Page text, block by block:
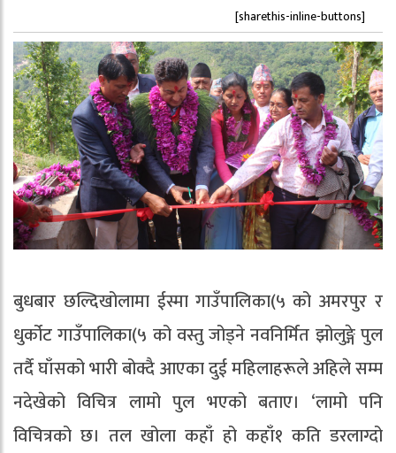
[sharethis-inline-buttons]
बुधबार छल्दिखोलामा ईस्मा गाउँपालिका(५ को अमरपुर र
धुर्कोट गाउँपालिका(५ को वस्तु जोड्ने नवनिर्मित झोलुङ्गे पुल
तर्दै घाँसको भारी बोक्दै आएका दुई महिलाहरूले अहिले सम्म
नदेखेको विचित्र लामो पुल भएको बताए। ‘लामो पनि
विचित्रको छ। तल खोला कहाँ हो कहाँ१ कति डरलाग्दो